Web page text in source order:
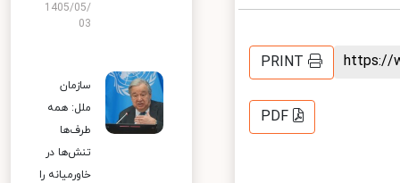
PRINT
PDF
1405/05/
03
سازمان
ملل: همه
طرف‌ها
تنش‌ها در
خاورمیانه را